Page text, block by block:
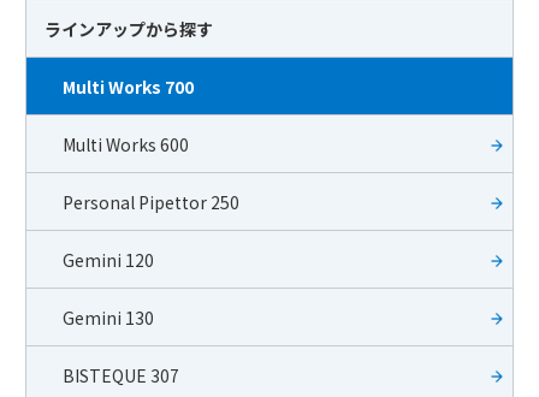
ラインアップから探す
Multi Works 700
Multi Works 600
Personal Pipettor 250
Gemini 120
Gemini 130
BISTEQUE 307